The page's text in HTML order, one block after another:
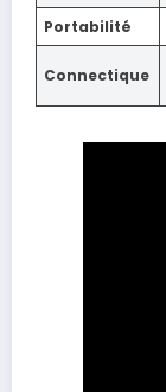
Portabilité
Connectique